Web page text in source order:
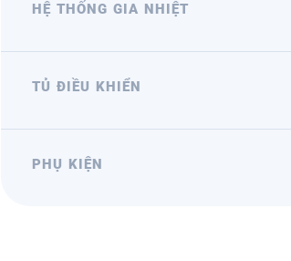
HỆ THỐNG GIA NHIỆT
TỦ ĐIỀU KHIỂN
PHỤ KIỆN